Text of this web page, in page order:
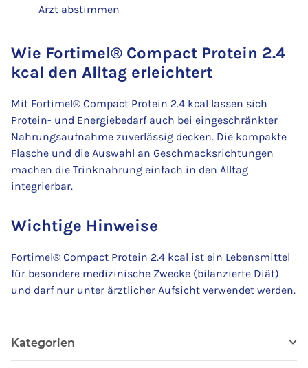
Arzt abstimmen
Wie Fortimel® Compact Protein 2.4
kcal den Alltag erleichtert
Mit Fortimel® Compact Protein 2.4 kcal lassen sich
Protein- und Energiebedarf auch bei eingeschränkter
Nahrungsaufnahme zuverlässig decken. Die kompakte
Flasche und die Auswahl an Geschmacksrichtungen
machen die Trinknahrung einfach in den Alltag
integrierbar.
Wichtige Hinweise
Fortimel® Compact Protein 2.4 kcal ist ein Lebensmittel
für besondere medizinische Zwecke (bilanzierte Diät)
und darf nur unter ärztlicher Aufsicht verwendet werden.
Kategorien